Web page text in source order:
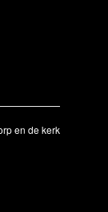
en de kerk